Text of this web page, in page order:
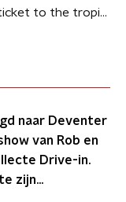
Gerard Joling zorgt voor ticket to the tropische temperaturen in studio
naar Deventer
van Rob en
Drive-in.
zijn...